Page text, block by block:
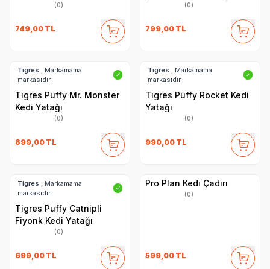
(0)
749,00 TL
(0)
799,00 TL
Tigres
, Markamama
markasıdır.
✓
Tigres Puffy Mr. Monster
Kedi Yatağı
(0)
899,00 TL
Tigres
, Markamama
markasıdır.
✓
Tigres Puffy Rocket Kedi
Yatağı
(0)
990,00 TL
Tigres
, Markamama
markasıdır.
✓
Tigres Puffy Catnipli
Fiyonk Kedi Yatağı
(0)
699,00 TL
Pro Plan Kedi Çadırı
(0)
599,00 TL